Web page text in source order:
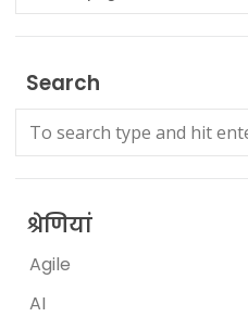
Search
श्रेणियां
Agile
AI